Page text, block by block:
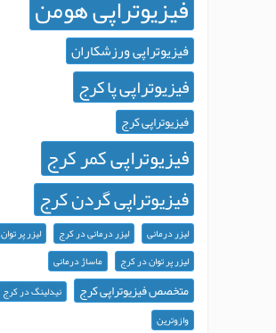
فیزیوتراپی هومن
فیزیوتراپی ورزشکاران
فیزیوتراپی پا کرج
فیزیوتراپی کرج
فیزیوتراپی کمر کرج
فیزیوتراپی گردن کرج
لیزر درمانی لیزر درمانی در کرج
لیزر پر توان
لیزر پر توان در کرج
ماساژ درمانی
متخصص فیزیوتراپی کرج
نیدلینگ در کرج
وازوترین